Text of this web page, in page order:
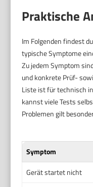
Praktische
Im Folgenden findest
typische Symptome
Zu jedem Symptom
und konkrete Prüf-
Liste ist für technisch
kannst viele Tests
Problemen gilt
Symptom
Gerät startet nicht